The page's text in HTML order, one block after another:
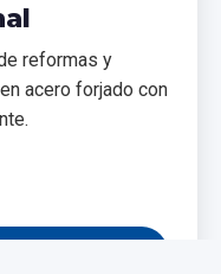
reformas y
acero forjado con